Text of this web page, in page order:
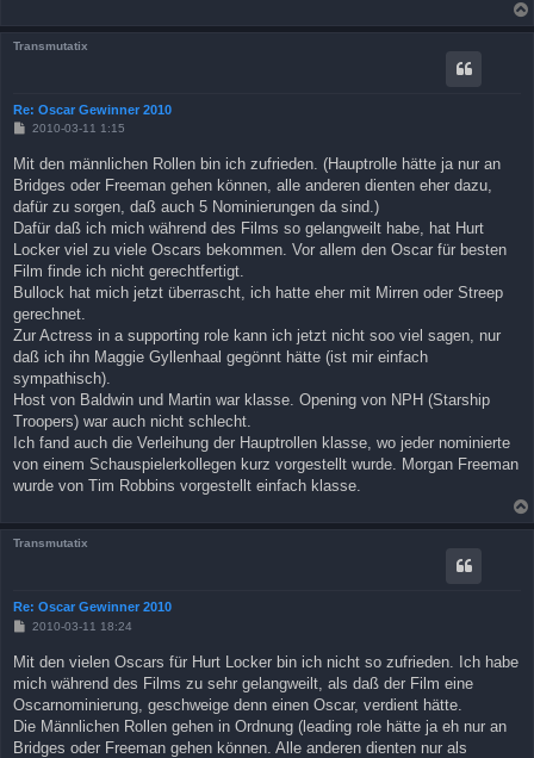
Transmutatix
Re: Oscar Gewinner 2010
B
i
t
r
a
g
2010-03-11 1:15
Mit den männlichen Rollen bin ich zufrieden. (Hauptrolle hätte ja nur an
Bridges oder Freeman gehen können, alle anderen dienten eher dazu,
dafür zu sorgen, daß auch 5 Nominierungen da sind.)
Dafür daß ich mich während des Films so gelangweilt habe, hat Hurt
Locker viel zu viele Oscars bekommen. Vor allem den Oscar für besten
Film finde ich nicht gerechtfertigt.
Bullock hat mich jetzt überrascht, ich hatte eher mit Mirren oder Streep
gerechnet.
Zur Actress in a supporting role kann ich jetzt nicht soo viel sagen, nur
daß ich ihn Maggie Gyllenhaal gegönnt hätte (ist mir einfach
sympathisch).
Host von Baldwin und Martin war klasse. Opening von NPH (Starship
Troopers) war auch nicht schlecht.
Ich fand auch die Verleihung der Hauptrollen klasse, wo jeder nominierte
von einem Schauspielerkollegen kurz vorgestellt wurde. Morgan Freeman
wurde von Tim Robbins vorgestellt einfach klasse.
Transmutatix
Re: Oscar Gewinner 2010
B
i
t
r
g
2010-03-11 18:24
Mit den vielen Oscars für Hurt Locker bin ich nicht so zufrieden. Ich habe
mich während des Films zu sehr gelangweilt, als daß der Film eine
Oscarnominierung, geschweige denn einen Oscar, verdient hätte.
Die Männlichen Rollen gehen in Ordnung (leading role hätte ja eh nur an
Bridges oder Freeman gehen können. Alle anderen dienten nur als